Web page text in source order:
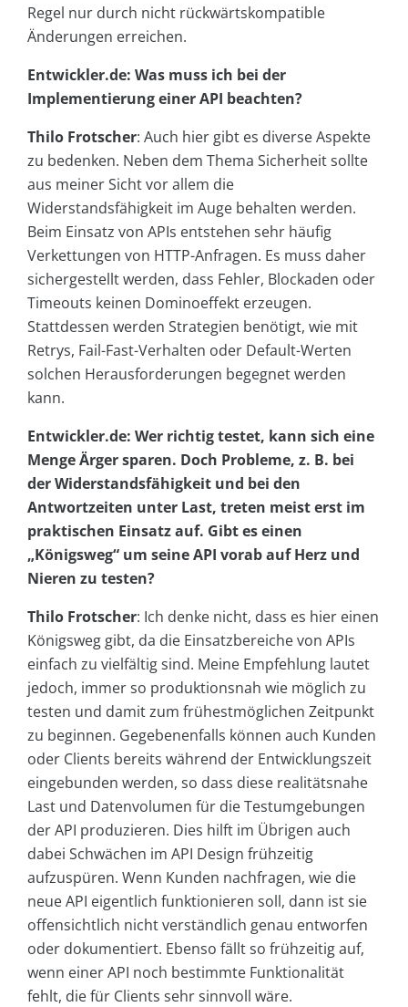
Regel nur durch nicht rückwärtskompatible
Änderungen erreichen.
Entwickler.de: Was muss ich bei der
Implementierung einer API beachten?
Thilo Frotscher: Auch hier gibt es diverse Aspekte
zu bedenken. Neben dem Thema Sicherheit sollte
aus meiner Sicht vor allem die
Widerstandsfähigkeit im Auge behalten werden.
Beim Einsatz von APIs entstehen sehr häufig
Verkettungen von HTTP-Anfragen. Es muss daher
sichergestellt werden, dass Fehler, Blockaden oder
Timeouts keinen Dominoeffekt erzeugen.
Stattdessen werden Strategien benötigt, wie mit
Retrys, Fail-Fast-Verhalten oder Default-Werten
solchen Herausforderungen begegnet werden
kann.
Entwickler.de: Wer richtig testet, kann sich eine
Menge Ärger sparen. Doch Probleme, z. B. bei
der Widerstandsfähigkeit und bei den
Antwortzeiten unter Last, treten meist erst im
praktischen Einsatz auf. Gibt es einen
„Königsweg“ um seine API vorab auf Herz und
Nieren zu testen?
Thilo Frotscher: Ich denke nicht, dass es hier einen
Königsweg gibt, da die Einsatzbereiche von APIs
einfach zu vielfältig sind. Meine Empfehlung lautet
jedoch, immer so produktionsnah wie möglich zu
testen und damit zum frühestmöglichen Zeitpunkt
zu beginnen. Gegebenenfalls können auch Kunden
oder Clients bereits während der Entwicklungszeit
eingebunden werden, so dass diese realitätsnahe
Last und Datenvolumen für die Testumgebungen
der API produzieren. Dies hilft im Übrigen auch
dabei Schwächen im API Design frühzeitig
aufzuspüren. Wenn Kunden nachfragen, wie die
neue API eigentlich funktionieren soll, dann ist sie
offensichtlich nicht verständlich genau entworfen
oder dokumentiert. Ebenso fällt so frühzeitig auf,
wenn einer API noch bestimmte Funktionalität
fehlt, die für Clients sehr sinnvoll wäre.